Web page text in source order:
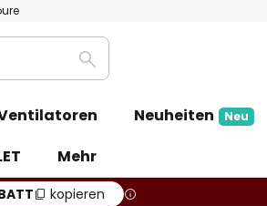
Suche
Neuheiten Neu
Mehr
kopieren